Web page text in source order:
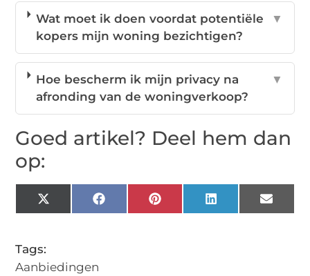
Wat moet ik doen voordat potentiële
kopers mijn woning bezichtigen?
▼
Hoe bescherm ik mijn privacy na
afronding van de woningverkoop?
▼
Goed artikel? Deel hem dan
op:
X
(Twitter)
FacebookPinterestLinkedIn Email
Tags:
Aanbiedingen